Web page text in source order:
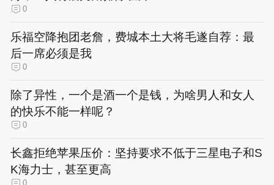
0
乐福空降抱团老詹，费城本土大将毛遂自荐：最
后一席必须是我
0
除了异性，一个是酒一个是钱，为啥男人和女人
的快乐不能一样呢？
0
长鑫拒绝苹果压价：坚持要求不低于三星电子和S
K海力士，甚至更高
0